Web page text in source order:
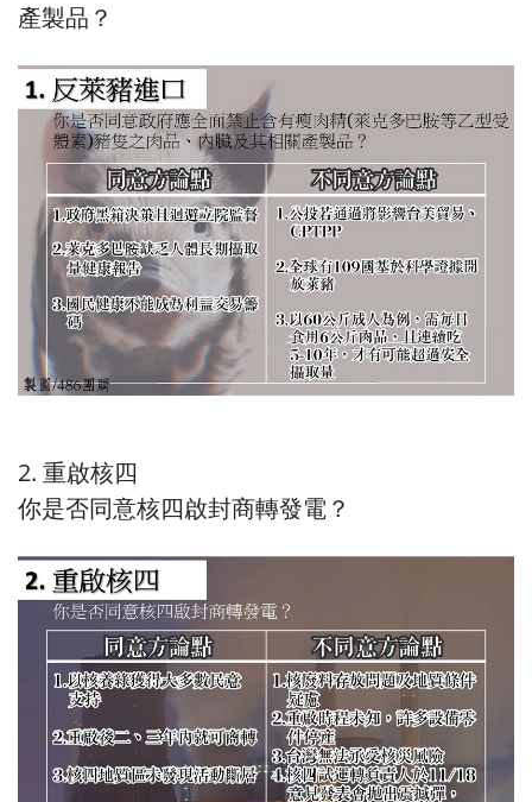
產製品？
2. 重啟核四
你是否同意核四啟封商轉發電？